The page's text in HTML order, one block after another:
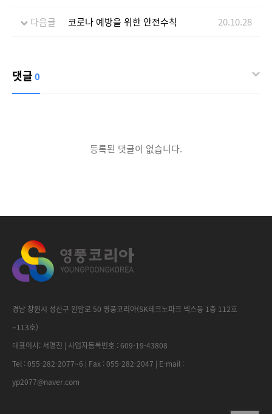
다음글 코로나 예방을 위한 안전수칙 20.10.28
댓글0
등록된 댓글이 없습니다.
경남 창원시 성산구 완암로 50 영풍코리아(SK테크노파크 넥스동 1층 112호
~113호)
대표이사: 서명진 | 사업자등록번호 : 609-19-43808
Tel : 055-282-2077~6 | Fax : 055-282-2047 | E-mail :
yp2077@naver.com